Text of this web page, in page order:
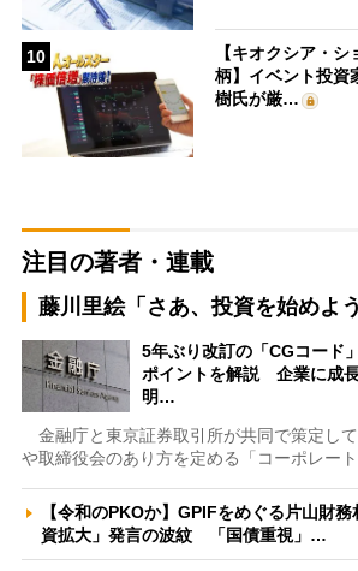
10
【キオクシア・
柄】イベント投資
樹氏が厳…
注目の著者・連載
藤川里絵「さあ、投資を始めよう
5年ぶり改訂の「CGコード
ポイントを解説 企業に成
明…
金融庁と東京証券取引所が共同で策定し
や取締役会のあり方を定める「コーポレー
【令和のPKOか】GPIFをめぐる片山財
資拡大」発言の波紋 「国債重視」…